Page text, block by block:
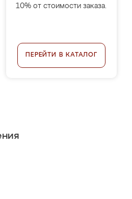
10% от стоимости заказа.
ПЕРЕЙТИ В КАТАЛОГ